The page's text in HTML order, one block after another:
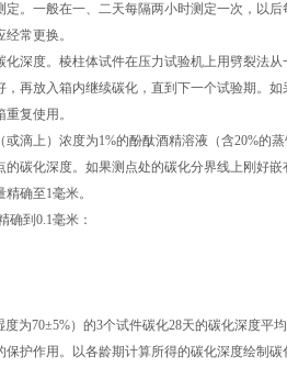
一般在一、二天每隔两小时测定一次，以后
常更换。
深度。棱柱体试件在压力试验机上用劈裂法从
再放入箱内继续碳化，直到下一个试验期。如
复使用。
上）浓度为1%的酚酞酒精溶液（含20%的蒸
碳化深度。如果测点处的碳化分界线上刚好
确至1毫米。
精确到0.1毫米：
70±5%）的3个试件碳化28天的碳化深度平
护作用。以各龄期计算所得的碳化深度绘制碳